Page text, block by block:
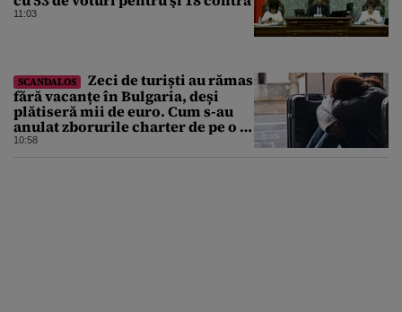
11:03
SCANDALOS
Zeci de turiști au rămas
fără vacanțe în Bulgaria, deși
plătiseră mii de euro. Cum s-au
anulat zborurile charter de pe o zi
pe alta
10:58